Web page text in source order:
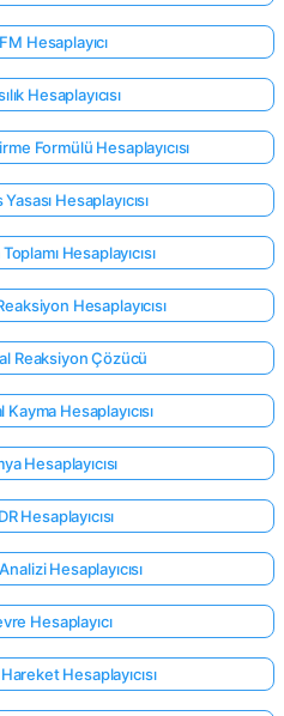
Hesaplayıcı
Hesaplayıcısı
Formülü Hesaplayıcısı
Hesaplayıcısı
Hesaplayıcısı
Hesaplayıcısı
Reaksiyon Çözücü
Hesaplayıcısı
Hesaplayıcısı
Hesaplayıcısı
Hesaplayıcısı
Hesaplayıcı
Hesaplayıcısı